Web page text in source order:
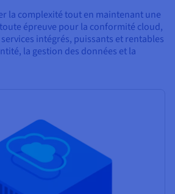
la complexité tout en maintenant une
épreuve pour la conformité cloud,
intégrés, puissants et rentables
la gestion des données et la